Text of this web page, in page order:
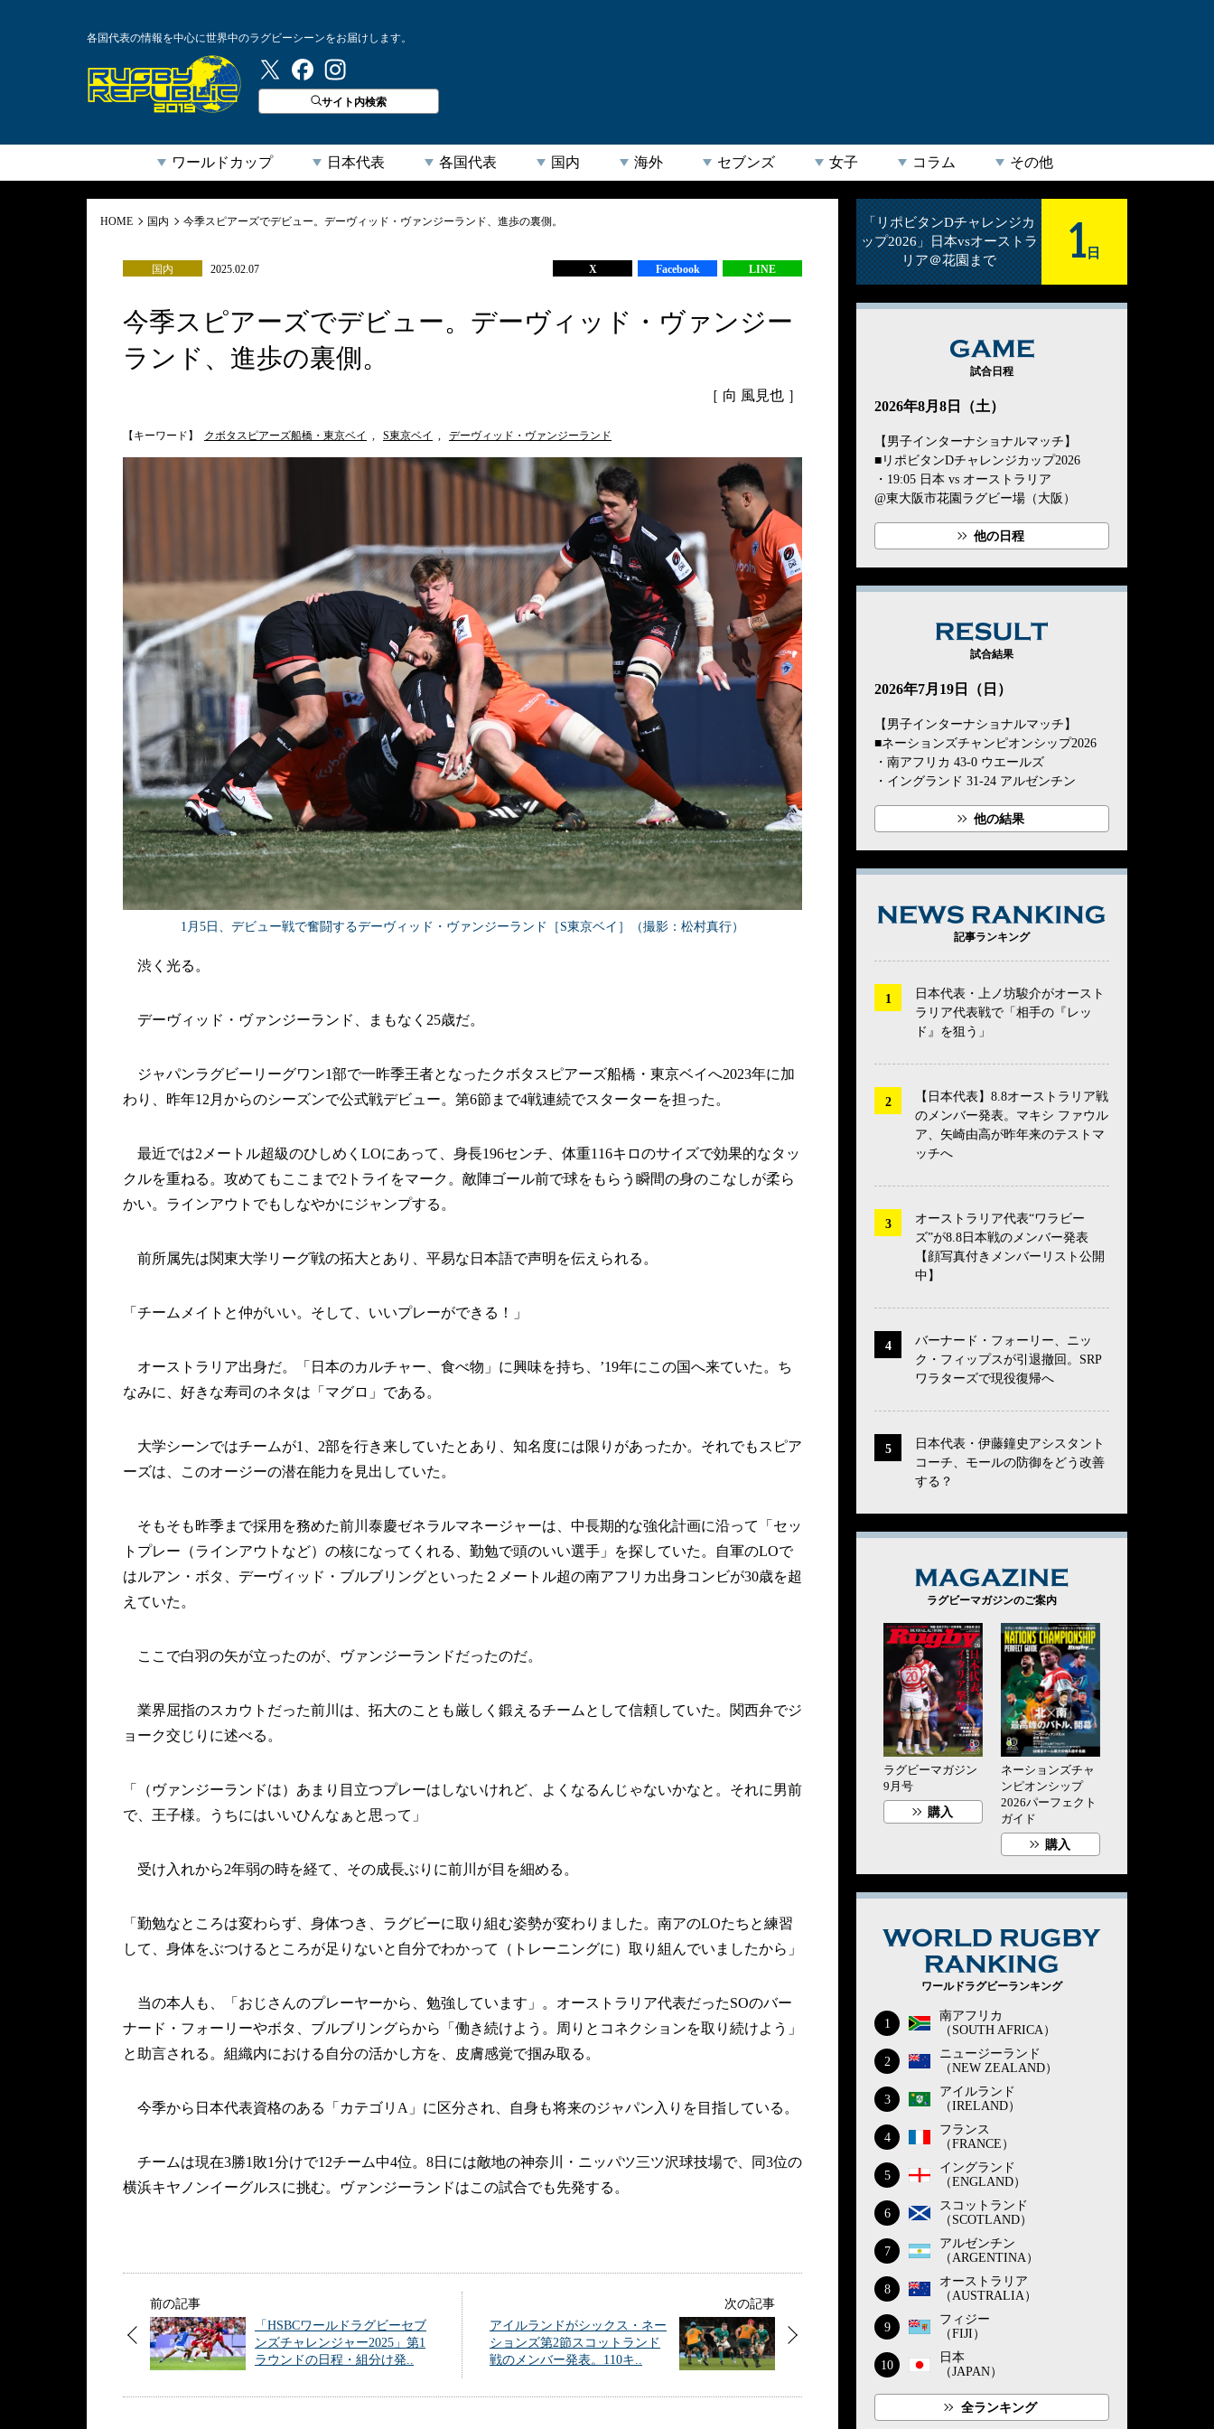
各国代表の情報を中心に世界中のラグビーシーンをお届けします。
ラグビーリパブリック
サイト内検索
ワールドカップ 日本代表 各国代表 国内 海外 セブンズ 女子 コラム その他
HOME 国内 今季スピアーズでデビュー。デーヴィッド・ヴァンジーランド、進歩の裏側。
国内 2025.02.07 X Facebook LINE
今季スピアーズでデビュー。デーヴィッド・ヴァンジー
ランド、進歩の裏側。
［ 向 風見也 ］
【キーワード】 クボタスピアーズ船橋・東京ベイ , S東京ベイ , デーヴィッド・ヴァンジーランド
1月5日、デビュー戦で奮闘するデーヴィッド・ヴァンジーランド［S東京ベイ］（撮影：松村真行）
渋く光る。
デーヴィッド・ヴァンジーランド、まもなく25歳だ。
ジャパンラグビーリーグワン1部で一昨季王者となったクボタスピアーズ船橋・東京ベイへ2023年に加
わり、昨年12月からのシーズンで公式戦デビュー。第6節まで4戦連続でスターターを担った。
最近では2メートル超級のひしめくLOにあって、身長196センチ、体重116キロのサイズで効果的なタッ
クルを重ねる。攻めてもここまで2トライをマーク。敵陣ゴール前で球をもらう瞬間の身のこなしが柔ら
かい。ラインアウトでもしなやかにジャンプする。
前所属先は関東大学リーグ戦の拓大とあり、平易な日本語で声明を伝えられる。
「チームメイトと仲がいい。そして、いいプレーができる！」
オーストラリア出身だ。「日本のカルチャー、食べ物」に興味を持ち、’19年にこの国へ来ていた。ち
なみに、好きな寿司のネタは「マグロ」である。
大学シーンではチームが1、2部を行き来していたとあり、知名度には限りがあったか。それでもスピア
ーズは、このオージーの潜在能力を見出していた。
そもそも昨季まで採用を務めた前川泰慶ゼネラルマネージャーは、中長期的な強化計画に沿って「セッ
トプレー（ラインアウトなど）の核になってくれる、勤勉で頭のいい選手」を探していた。自軍のLOで
はルアン・ボタ、デーヴィッド・ブルブリングといった２メートル超の南アフリカ出身コンビが30歳を超
えていた。
ここで白羽の矢が立ったのが、ヴァンジーランドだったのだ。
業界屈指のスカウトだった前川は、拓大のことも厳しく鍛えるチームとして信頼していた。関西弁でジ
ョーク交じりに述べる。
「（ヴァンジーランドは）あまり目立つプレーはしないけれど、よくなるんじゃないかなと。それに男前
で、王子様。うちにはいいひんなぁと思って」
受け入れから2年弱の時を経て、その成長ぶりに前川が目を細める。
「勤勉なところは変わらず、身体つき、ラグビーに取り組む姿勢が変わりました。南アのLOたちと練習
して、身体をぶつけるところが足りないと自分でわかって（トレーニングに）取り組んでいましたから」
当の本人も、「おじさんのプレーヤーから、勉強しています」。オーストラリア代表だったSOのバー
ナード・フォーリーやボタ、ブルブリングらから「働き続けよう。周りとコネクションを取り続けよう」
と助言される。組織内における自分の活かし方を、皮膚感覚で掴み取る。
今季から日本代表資格のある「カテゴリA」に区分され、自身も将来のジャパン入りを目指している。
チームは現在3勝1敗1分けで12チーム中4位。8日には敵地の神奈川・ニッパツ三ツ沢球技場で、同3位の
横浜キヤノンイーグルスに挑む。ヴァンジーランドはこの試合でも先発する。
前の記事
「HSBCワールドラグビーセブ
ンズチャレンジャー2025」第1
ラウンドの日程・組分け発..
次の記事
アイルランドがシックス・ネー
ションズ第2節スコットランド
戦のメンバー発表。110キ..
「リポビタンDチャレンジカ
ップ2026」日本vsオーストラ
リア＠花園まで
1 日
GAME
試合日程
2026年8月8日（土）
【男子インターナショナルマッチ】
■リポビタンDチャレンジカップ2026
・19:05 日本 vs オーストラリア
@東大阪市花園ラグビー場（大阪）
他の日程
試合結果
2026年7月19日（日）
【男子インターナショナルマッチ】
■ネーションズチャンピオンシップ2026
・南アフリカ 43-0 ウエールズ
・イングランド 31-24 アルゼンチン
他の結果
記事ランキング
日本代表・上ノ坊駿介がオースト
ラリア代表戦で「相手の『レッ
ド』を狙う」
【日本代表】8.8オーストラリア戦
のメンバー発表。マキシ ファウル
ア、矢崎由高が昨年来のテストマ
ッチへ
オーストラリア代表“ワラビー
ズ”が8.8日本戦のメンバー発表
【顔写真付きメンバーリスト公開
中】
バーナード・フォーリー、ニッ
ク・フィップスが引退撤回。SRP
ワラターズで現役復帰へ
日本代表・伊藤鐘史アシスタント
コーチ、モールの防御をどう改善
する？
ラグビーマガジンのご案内
ラグビーマガジン
9月号
購入
ネーションズチャ
ンピオンシップ
2026パーフェクト
ガイド
購入
ワールドラグビーランキング
1
南アフリカ
（SOUTH AFRICA）
2
ニュージーランド
（NEW ZEALAND）
3
アイルランド
（IRELAND）
4
フランス
（FRANCE）
5
イングランド
（ENGLAND）
6
スコットランド
（SCOTLAND）
7
アルゼンチン
（ARGENTINA）
8
オーストラリア
（AUSTRALIA）
9
フィジー
（FIJI）
10
日本
（JAPAN）
全ランキング